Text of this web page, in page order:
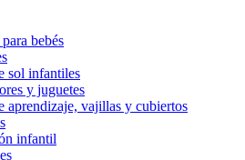
bebés
sol infantiles
y juguetes
aprendizaje, vajillas y cubiertos
infantil